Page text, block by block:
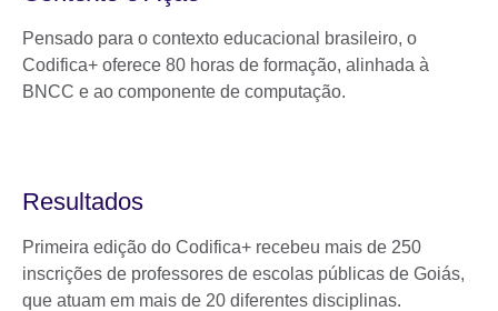
Pensado para o contexto educacional brasileiro, o
Codifica+ oferece 80 horas de formação, alinhada à
BNCC e ao componente de computação.
Resultados
Primeira edição do Codifica+ recebeu mais de 250
inscrições de professores de escolas públicas de Goiás,
que atuam em mais de 20 diferentes disciplinas.